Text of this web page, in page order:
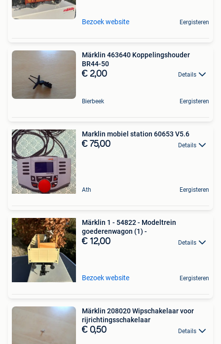
Bezoek website Eergisteren
Märklin 463640 Koppelingshouder
BR44-50
€ 2,00 Details
Bierbeek Eergisteren
Marklin mobiel station 60653 V5.6
€ 75,00 Details
Ath Eergisteren
Märklin 1 - 54822 - Modeltrein
goederenwagon (1) -
€ 12,00 Details
Bezoek website Eergisteren
Märklin 208020 Wipschakelaar voor
rijrichtingsschakelaar
€ 0,50 Details